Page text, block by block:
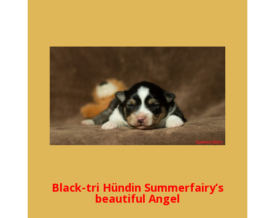
Black-tri Hündin Summerfairy’s
beautiful Angel